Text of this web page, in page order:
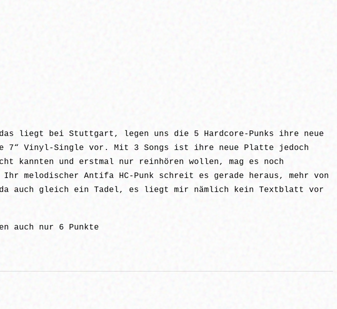
liegt bei Stuttgart, legen uns die 5 Hardcore-Punks ihre neue
7“ Vinyl-Single vor. Mit 3 Songs ist ihre neue Platte jedoch
kannten und erstmal nur reinhören wollen, mag es noch
Antifa HC-Punk schreit es gerade heraus, mehr von
da auch gleich ein Tadel, es liegt mir nämlich kein Textblatt vor
auch nur 6 Punkte